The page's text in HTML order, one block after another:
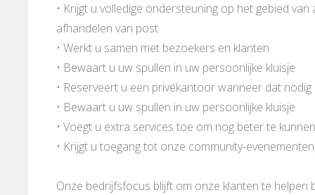
• Krijgt u volledige ondersteuning op het gebied
afhandelen van post
• Werkt u samen met bezoekers en klanten
• Bewaart u uw spullen in uw persoonlijke kluisje
• Reserveert u een privékantoor wanneer dat nodig
• Bewaart u uw spullen in uw persoonlijke kluisje
• Voegt u extra services toe om nog beter te
• Krijgt u toegang tot onze community-
Onze bedrijfsfocus blijft om onze klanten te helpen